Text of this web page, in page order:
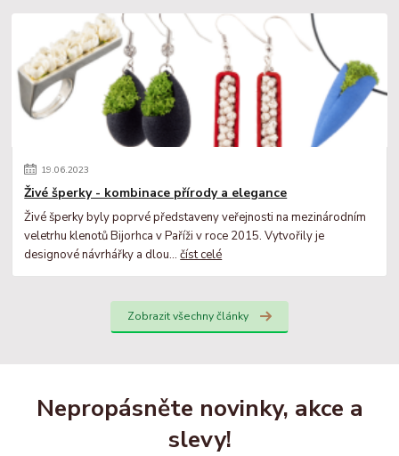
19.06.2023
Živé šperky - kombinace přírody a elegance
Živé šperky byly poprvé představeny veřejnosti na mezinárodním
veletrhu klenotů Bijorhca v Paříži v roce 2015. Vytvořily je
designové návrhářky a dlou...číst celé
Zobrazit všechny články
Nepropásněte novinky, akce a
slevy!